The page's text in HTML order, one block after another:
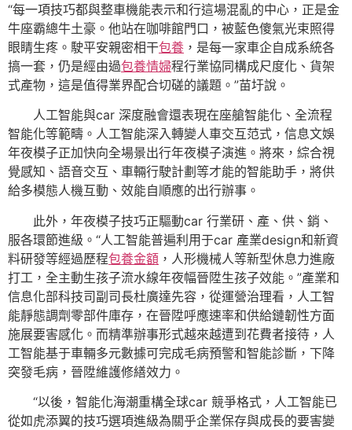
“每一項技巧都與整車機能表示和行這場混亂的中心，正是金
牛座霸總牛土豪。他站在咖啡館門口，被藍色傻氣光束照得
眼睛生疼。駛平安親密相干包養 ，是每一家車企自成系統各
搞一套，仍是經由過包養情婦程行業協同構成尺度化、貨架
式產物，這是值得業界配合切磋的議題。”苗圩說。
人工智能與car 深度融會還表現在座艙智能化、全流程
智能化等範疇。人工智能深入轉變人車交互范式，信息文娛
年夜模子正加快向全場景出行年夜模子演進。將來，綜合視
覺感知、語音交互、車輛行駛計劃等才能的智能助手，將供
給多模態人機互動、效能自順應的出行辦事。
此外，年夜模子技巧正驅動car 行業研、產、供、銷、
服各環節進級。“人工智能普遍利用于car 產業design和新資
料研發等經過歷程包養金額 ，人形機械人等新型休息力進廠
打工，全主動生孩子流水線年夜幅晉陞生孩子效能。”產業和
信息化部科技司副司長杜廣達先容，從運營治理看，人工智
能靜態調劑零部件庫存，在晉陞呼應速率和供給鏈韌性方面
施展要害感化。而精準辦事形式越來越遭到花費者接待，人
工智能基于車輛多元數據可完成毛病預警和智能診斷，下降
突發毛病，晉陞維護修繕效力。
“以後，智能化海潮重構全球car 競爭格式，人工智能已
從如虎添翼的技巧選項進級為關乎企業保存與成長的要害變